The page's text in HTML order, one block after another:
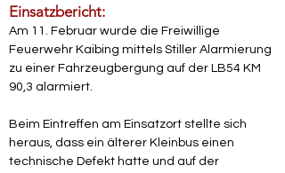
Einsatzbericht:
Am 11. Februar wurde die Freiwillige
Feuerwehr Kaibing mittels Stiller Alarmierung
zu einer Fahrzeugbergung auf der LB54 KM
90,3 alarmiert.
Beim Eintreffen am Einsatzort stellte sich
heraus, dass ein älterer Kleinbus einen
technische Defekt hatte und auf der